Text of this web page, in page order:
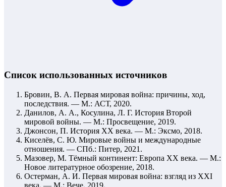
Список использованных источников
Бровин, В. А. Первая мировая война: причины, ход,
последствия. — М.: АСТ, 2020.
Данилов, А. А., Косулина, Л. Г. История Второй
мировой войны. — М.: Просвещение, 2019.
Джонсон, П. История XX века. — М.: Эксмо, 2018.
Киселёв, С. Ю. Мировые войны и международные
отношения. — СПб.: Питер, 2021.
Мазовер, М. Тёмный континент: Европа XX века. — М.:
Новое литературное обозрение, 2018.
Остерман, А. И. Первая мировая война: взгляд из XXI
века. — М.: Вече, 2019.